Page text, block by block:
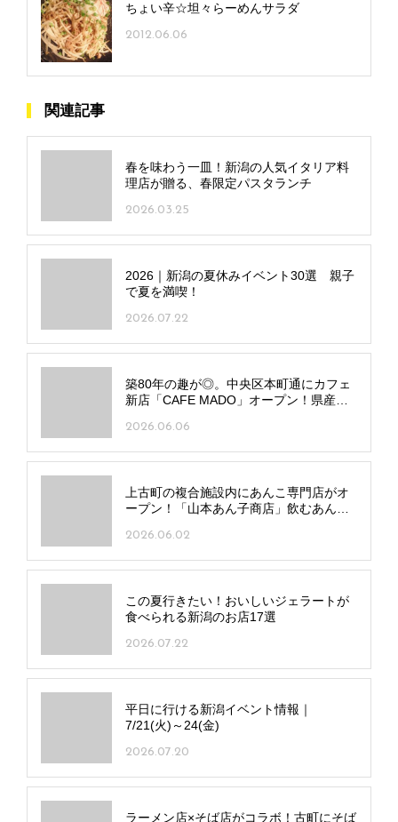
ちょい辛☆坦々らーめんサラダ
2012.06.06
関連記事
春を味わう一皿！新潟の人気イタリア料
理店が贈る、春限定パスタランチ
2026.03.25
2026｜新潟の夏休みイベント30選 親子
で夏を満喫！
2026.07.22
築80年の趣が◎。中央区本町通にカフェ
新店「CAFE MADO」オープン！県産食
2026.06.06
上古町の複合施設内にあんこ専門店がオ
ープン！「山本あん子商店」飲むあん
2026.06.02
この夏行きたい！おいしいジェラートが
食べられる新潟のお店17選
2026.07.22
平日に行ける新潟イベント情報｜
7/21(火)～24(金)
2026.07.20
ラーメン店×そば店がコラボ！古町にそば